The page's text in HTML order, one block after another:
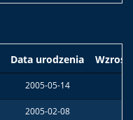
Data urodzenia
Wzrost
2005-05-14
2005-02-08